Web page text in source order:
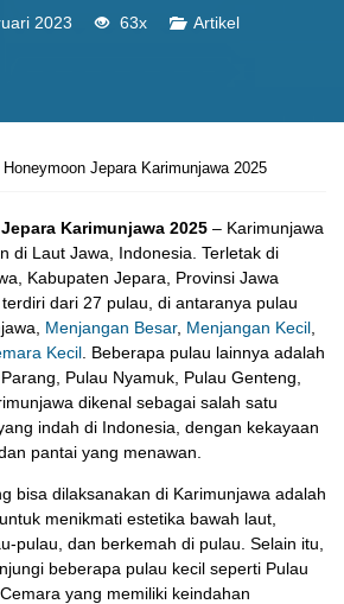
2023 63x Artikel
Honeymoon Jepara Karimunjawa 2025
Karimunjawa 2025 – Karimunjawa
di Laut Jawa, Indonesia. Terletak di
Kabupaten Jepara, Provinsi Jawa
dari 27 pulau, di antaranya pulau
Menjangan Besar, Menjangan Kecil
Kecil . Beberapa pulau lainnya adalah
Pulau Nyamuk, Pulau Genteng,
dikenal sebagai salah satu
indah di Indonesia, dengan kekayaan
pantai yang menawan.
bisa dilaksanakan di Karimunjawa adalah
menikmati estetika bawah laut,
pulau, dan berkemah di pulau. Selain itu,
beberapa pulau kecil seperti Pulau
yang memiliki keindahan